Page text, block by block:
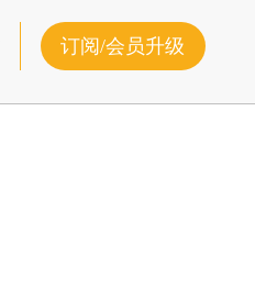
订阅/会员升级